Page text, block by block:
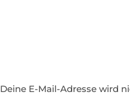
Deine E-Mail-Adresse wird